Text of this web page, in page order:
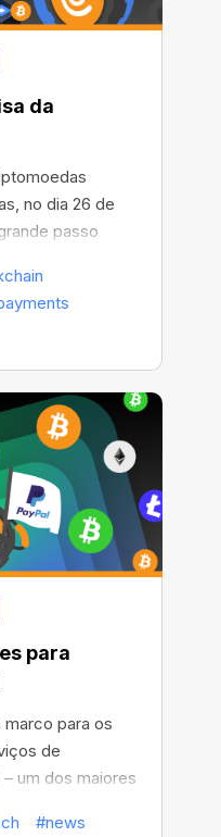
da
no dia 26 de
passo
em
do mundo —
para
para os
de
um dos maiores
#news